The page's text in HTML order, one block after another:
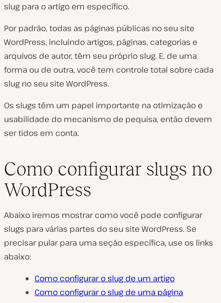
slug para o artigo em específico.
Por padrão, todas as páginas públicas no seu site
WordPress, incluindo artigos, páginas, categorias e
arquivos de autor, têm seu próprio slug. E, de uma
forma ou de outra, você tem controle total sobre cada
slug no seu site WordPress.
Os slugs têm um papel importante na otimização e
usabilidade do mecanismo de pequisa, então devem
ser tidos em conta.
Como configurar slugs no
WordPress
Abaixo iremos mostrar como você pode configurar
slugs para várias partes do seu site WordPress. Se
precisar pular para uma seção específica, use os links
abaixo:
Como configurar o slug de um artigo
Como configurar o slug de uma página